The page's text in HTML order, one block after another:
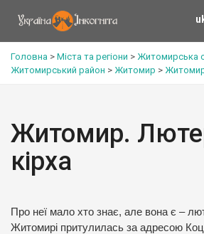
Головна > Міста та регіони > Житомирська
Житомирський район > Житомир >
Житомир.
кірха
Про неї мало хто знає, але вона є –
Житомирі притулилась за адресою